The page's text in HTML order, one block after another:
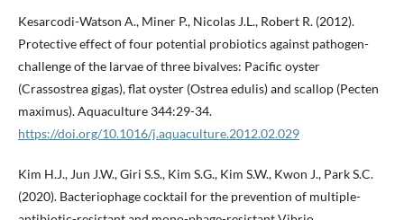
Kesarcodi-Watson A., Miner P., Nicolas J.L., Robert R. (2012).
Protective effect of four potential probiotics against pathogen-
challenge of the larvae of three bivalves: Pacific oyster
(Crassostrea gigas), flat oyster (Ostrea edulis) and scallop (Pecten
maximus). Aquaculture 344:29-34.
https://doi.org/10.1016/j.aquaculture.2012.02.029
Kim H.J., Jun J.W., Giri S.S., Kim S.G., Kim S.W., Kwon J., Park S.C.
(2020). Bacteriophage cocktail for the prevention of multiple-